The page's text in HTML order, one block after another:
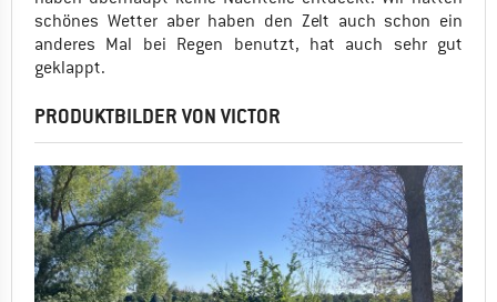
schönes Wetter aber haben den Zelt auch schon ein
anderes Mal bei Regen benutzt, hat auch sehr gut
geklappt.
PRODUKTBILDER VON VICTOR